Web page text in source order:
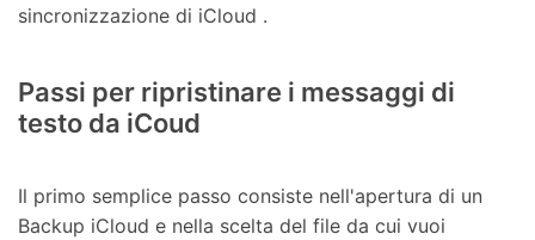
sincronizzazione di iCloud .
Passi per ripristinare i messaggi di
testo da iCoud
Il primo semplice passo consiste nell'apertura di un
Backup iCloud e nella scelta del file da cui vuoi